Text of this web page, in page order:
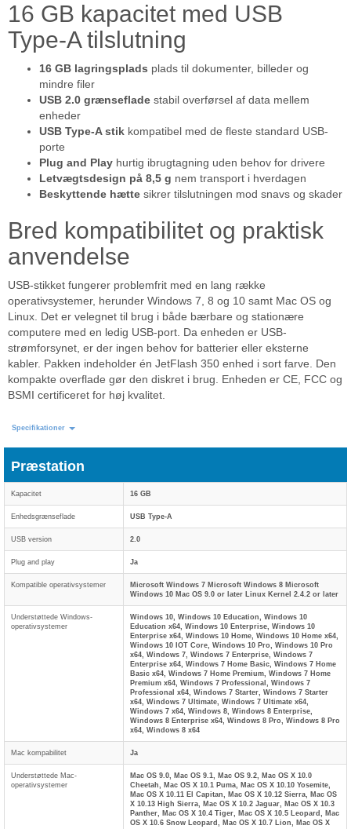
16 GB kapacitet med USB
Type-A tilslutning
16 GB lagringsplads plads til dokumenter, billeder og
mindre filer
USB 2.0 grænseflade stabil overførsel af data mellem
enheder
USB Type-A stik kompatibel med de fleste standard USB-
porte
Plug and Play hurtig ibrugtagning uden behov for drivere
Letvægtsdesign på 8,5 g nem transport i hverdagen
Beskyttende hætte sikrer tilslutningen mod snavs og skader
Bred kompatibilitet og praktisk
anvendelse
USB-stikket fungerer problemfrit med en lang række
operativsystemer, herunder Windows 7, 8 og 10 samt Mac OS og
Linux. Det er velegnet til brug i både bærbare og stationære
computere med en ledig USB-port. Da enheden er USB-
strømforsynet, er der ingen behov for batterier eller eksterne
kabler. Pakken indeholder én JetFlash 350 enhed i sort farve. Den
kompakte overflade gør den diskret i brug. Enheden er CE, FCC og
BSMI certificeret for høj kvalitet.
Specifikationer
Præstation
Kapacitet 16 GB
Enhedsgrænseflade USB Type-A
USB version 2.0
Plug and play Ja
Kompatible operativsystemer
Microsoft Windows 7 Microsoft Windows 8 Microsoft
Windows 10 Mac OS 9.0 or later Linux Kernel 2.4.2 or later
Understøttede Windows-
operativsystemer
Windows 10, Windows 10 Education, Windows 10
Education x64, Windows 10 Enterprise, Windows 10
Enterprise x64, Windows 10 Home, Windows 10 Home x64,
Windows 10 IOT Core, Windows 10 Pro, Windows 10 Pro
x64, Windows 7, Windows 7 Enterprise, Windows 7
Enterprise x64, Windows 7 Home Basic, Windows 7 Home
Basic x64, Windows 7 Home Premium, Windows 7 Home
Premium x64, Windows 7 Professional, Windows 7
Professional x64, Windows 7 Starter, Windows 7 Starter
x64, Windows 7 Ultimate, Windows 7 Ultimate x64,
Windows 7 x64, Windows 8, Windows 8 Enterprise,
Windows 8 Enterprise x64, Windows 8 Pro, Windows 8 Pro
x64, Windows 8 x64
Mac kompabilitet Ja
Understøttede Mac-
operativsystemer
Mac OS 9.0, Mac OS 9.1, Mac OS 9.2, Mac OS X 10.0
Cheetah, Mac OS X 10.1 Puma, Mac OS X 10.10 Yosemite,
Mac OS X 10.11 El Capitan, Mac OS X 10.12 Sierra, Mac OS
X 10.13 High Sierra, Mac OS X 10.2 Jaguar, Mac OS X 10.3
Panther, Mac OS X 10.4 Tiger, Mac OS X 10.5 Leopard, Mac
OS X 10.6 Snow Leopard, Mac OS X 10.7 Lion, Mac OS X